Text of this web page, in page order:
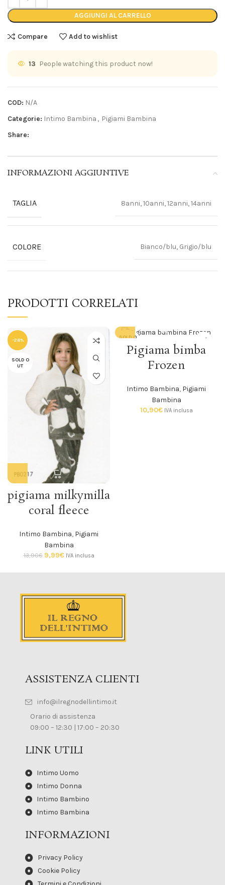
AGGIUNGI AL CARRELLO
Compare Add to wishlist
13 People watching this product now!
COD: N/A
Categorie: Intimo Bambina , Pigiami Bambina
Share:
INFORMAZIONI AGGIUNTIVE
TAGLIA 8anni, 10anni, 12anni, 14anni
COLORE Bianco/blu, Grigio/blu
PRODOTTI CORRELATI
-28%
SOLD O
UT
pigiama milkymilla
coral fleece
Intimo Bambina, Pigiami
Bambina
13,90€ 9,99€ IVA inclusa
SOLD O
Pigiama bimba
Frozen
Intimo Bambina, Pigiami
Bambina
10,90€ IVA inclusa
ASSISTENZA CLIENTI
info@ilregnodellintimo.it
Orario di assistenza
09:00 – 12:30 | 17:00 – 20:30
LINK UTILI
Intimo Uomo
Intimo Donna
Intimo Bambino
Intimo Bambina
INFORMAZIONI
Privacy Policy
Cookie Policy